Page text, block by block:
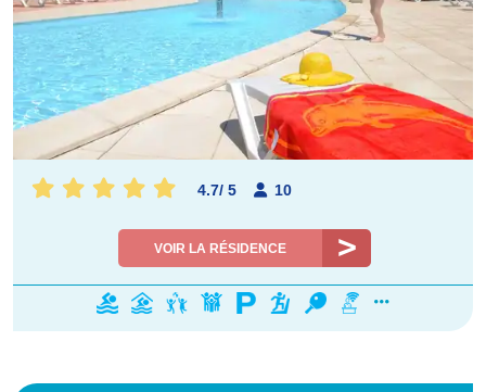
4.7/ 5 10
VOIR LA RÉSIDENCE